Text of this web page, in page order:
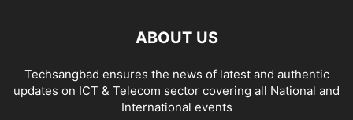
ABOUT US
Techsangbad ensures the news of latest and authentic
updates on ICT & Telecom sector covering all National and
International events